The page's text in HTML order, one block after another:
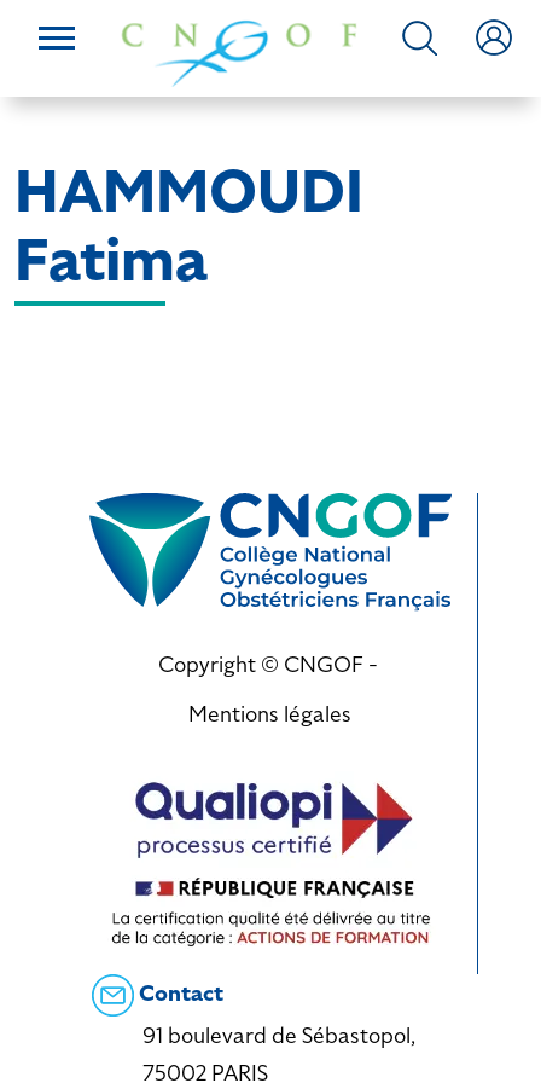
HAMMOUDI
Fatima
Copyright © CNGOF -
Mentions légales
Contact
91 boulevard de Sébastopol,
75002 PARIS